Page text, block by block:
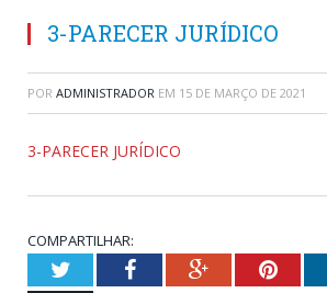
3-PARECER JURÍDICO
POR ADMINISTRADOR EM 15 DE MARÇO DE 2021
3-PARECER JURÍDICO
COMPARTILHAR:
TwitterFacebookGoogle+